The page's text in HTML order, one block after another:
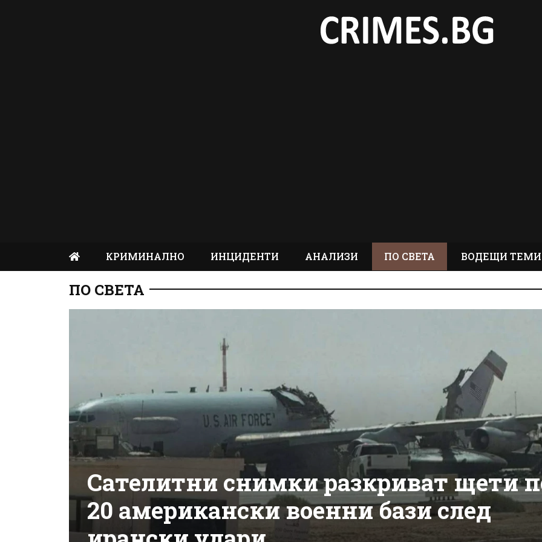
КРИМИНАЛНО ИНЦИДЕНТИ АНАЛИЗИ ПО СВЕТА ВОДЕЩИ ТЕМИ
ПО СВЕТА
Сателитни снимки разкриват щети
20 американски военни бази след